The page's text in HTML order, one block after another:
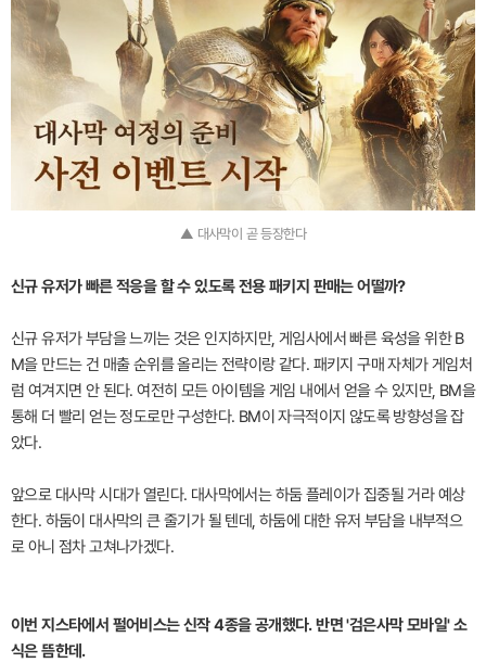
▲ 대사막이 곧 등장한다
신규 유저가 빠른 적응을 할 수 있도록 전용 패키지 판매는 어떨까?
신규 유저가 부담을 느끼는 것은 인지하지만, 게임사에서 빠른 육성을 위한 B
M을 만드는 건 매출 순위를 올리는 전략이랑 같다. 패키지 구매 자체가 게임처
럼 여겨지면 안 된다. 여전히 모든 아이템을 게임 내에서 얻을 수 있지만, BM을
통해 더 빨리 얻는 정도로만 구성한다. BM이 자극적이지 않도록 방향성을 잡
았다.
앞으로 대사막 시대가 열린다. 대사막에서는 하둠 플레이가 집중될 거라 예상
한다. 하둠이 대사막의 큰 줄기가 될 텐데, 하둠에 대한 유저 부담을 내부적으
로 아니 점차 고쳐나가겠다.
이번 지스타에서 펄어비스는 신작 4종을 공개했다. 반면 '검은사막 모바일' 소
식은 뜸한데.